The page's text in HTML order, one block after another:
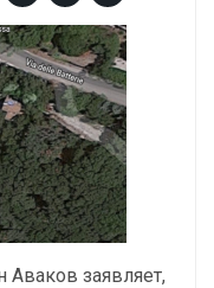
Аваков заявляет,